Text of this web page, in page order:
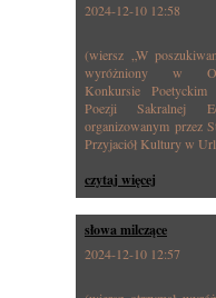
2024-12-10 12:58
(wiersz „W
wyróżniony w
Konkursie
Poezji Sakralnej
organizowanym przez
Przyjaciół Kultury w
czytaj więcej
słowa milczące
2024-12-10 12:57